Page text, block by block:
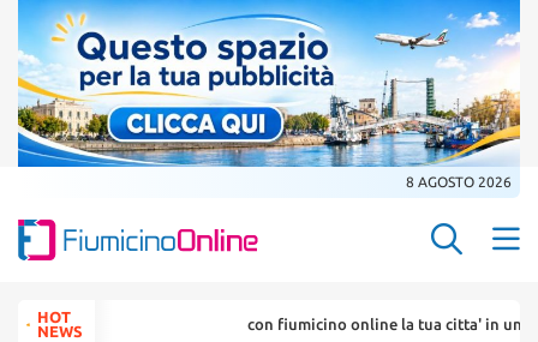
8 AGOSTO 2026
Search
for:HOT
NEWS
con fiumicino online la tua citta' in un ... click